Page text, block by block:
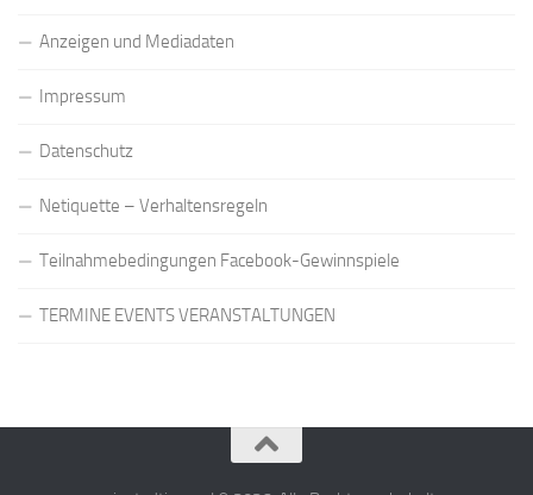
Anzeigen und Mediadaten
Impressum
Datenschutz
Netiquette – Verhaltensregeln
Teilnahmebedingungen Facebook-Gewinnspiele
TERMINE EVENTS VERANSTALTUNGEN